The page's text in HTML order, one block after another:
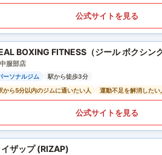
公式サイトを見る
BOXING FITNESS（ジール ボクシン
服部店
ーソナルジム
駅から徒歩3分
から5分以内のジムに通いたい人
運動不足を解消したい
公式サイトを見る
イザップ (RIZAP)